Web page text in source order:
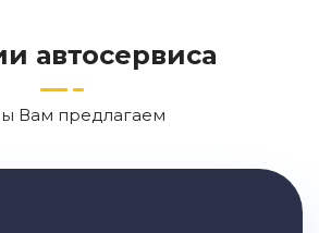
автосервиса
Вам предлагаем